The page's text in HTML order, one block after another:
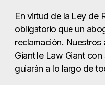
En virtud de la Ley de
obligatorio que un
reclamación.
Giant le Law Giant
guiarán a lo largo de